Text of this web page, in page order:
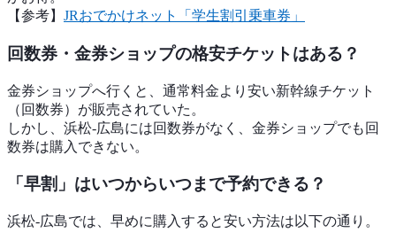
【参考】 JRおでかけネット「学生割引乗車券」
回数券・金券ショップの格安チケットはある？
金券ショップへ行くと、通常料金より安い新幹線チケット
（回数券）が販売されていた。
しかし、浜松-広島には回数券がなく、金券ショップでも回
数券は購入できない。
「早割」はいつからいつまで予約できる？
浜松-広島では、早めに購入すると安い方法は以下の通り。